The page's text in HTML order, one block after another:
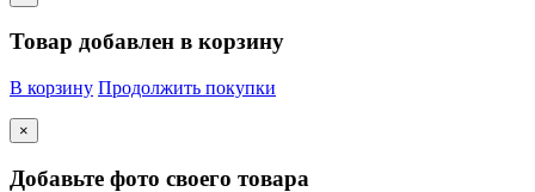
Товар добавлен в корзину
В корзину Продолжить покупки
×
Добавьте фото своего товара